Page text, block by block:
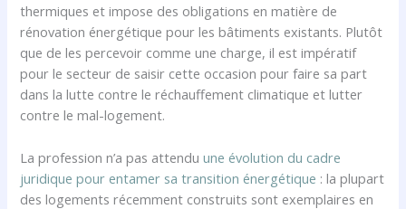
thermiques et impose des obligations en matière de
rénovation énergétique pour les bâtiments existants. Plutôt
que de les percevoir comme une charge, il est impératif
pour le secteur de saisir cette occasion pour faire sa part
dans la lutte contre le réchauffement climatique et lutter
contre le mal-logement.
La profession n’a pas attenduune évolution du cadre
juridique pour entamer sa transition énergétique : la plupart
des logements récemment construits sont exemplaires en